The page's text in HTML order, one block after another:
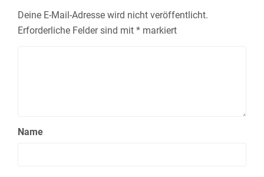
Deine E-Mail-Adresse wird nicht veröffentlicht.
Erforderliche Felder sind mit * markiert
Name